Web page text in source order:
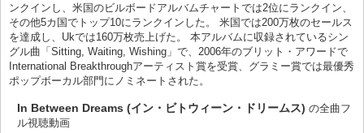
ンクインし、米国のビルボードアルバムチャートでは2位にランクイン、
その他5カ国でトップ10にランクインした。 米国では200万枚のセールス
を達成し、Ukでは160万枚売上げた。 本アルバムに収録されているシン
グル曲「Sitting, Waiting, Wishing」で、2006年のブリット・アワードで
International Breakthroughアーティスト賞を受賞、グラミー賞では最優秀
ポップボーカル部門にノミネートされた。
In Between Dreams (イン・ビトウィーン・ドリームス) の全曲フ
ル視聴動画